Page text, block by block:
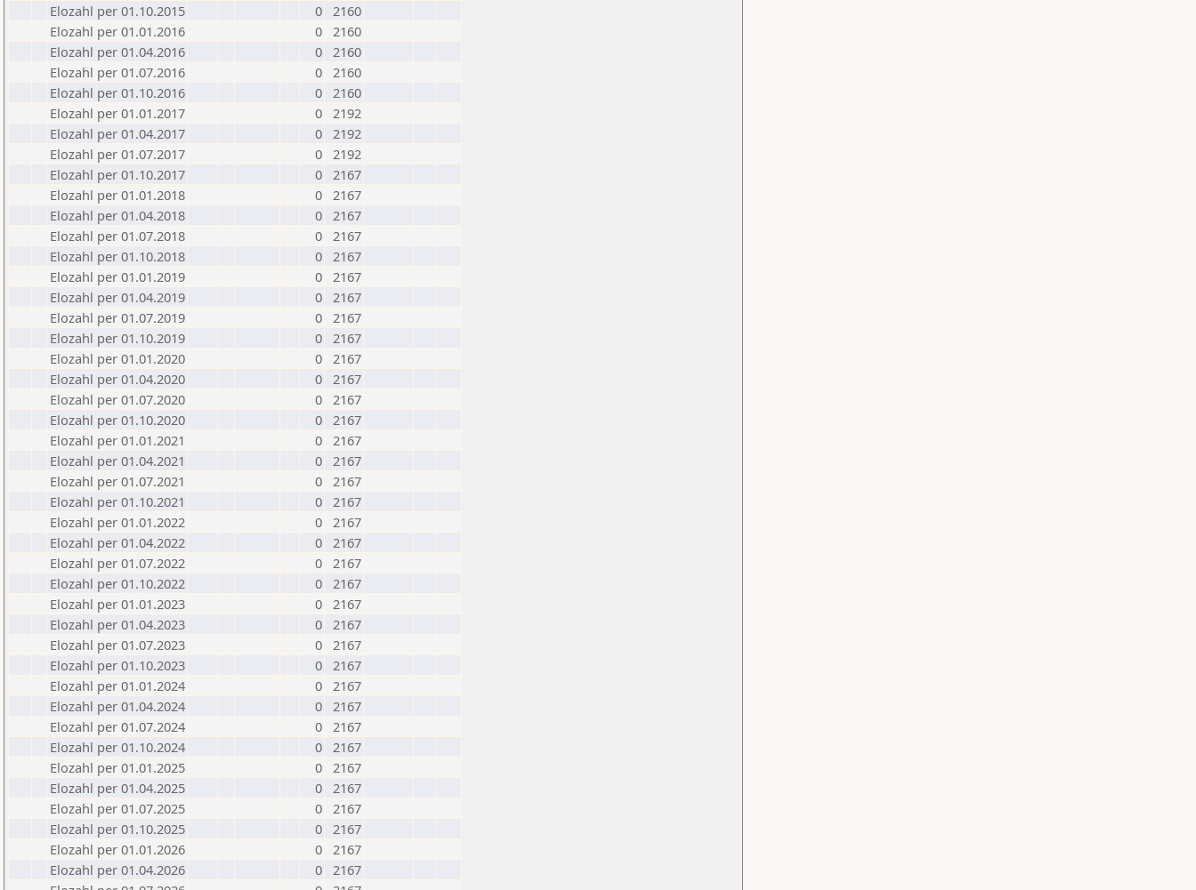
Elozahl per 01.10.2015
0 2160
Elozahl per 01.01.2016
0 2160
Elozahl per 01.04.2016
0 2160
Elozahl per 01.07.2016
0 2160
Elozahl per 01.10.2016
0 2160
Elozahl per 01.01.2017
0 2192
Elozahl per 01.04.2017
0 2192
Elozahl per 01.07.2017
0 2192
Elozahl per 01.10.2017
0 2167
Elozahl per 01.01.2018
0 2167
Elozahl per 01.04.2018
0 2167
Elozahl per 01.07.2018
0 2167
Elozahl per 01.10.2018
0 2167
Elozahl per 01.01.2019
0 2167
Elozahl per 01.04.2019
0 2167
Elozahl per 01.07.2019
0 2167
Elozahl per 01.10.2019
0 2167
Elozahl per 01.01.2020
0 2167
Elozahl per 01.04.2020
0 2167
Elozahl per 01.07.2020
0 2167
Elozahl per 01.10.2020
0 2167
Elozahl per 01.01.2021
0 2167
Elozahl per 01.04.2021
0 2167
Elozahl per 01.07.2021
0 2167
Elozahl per 01.10.2021
0 2167
Elozahl per 01.01.2022
0 2167
Elozahl per 01.04.2022
0 2167
Elozahl per 01.07.2022
0 2167
Elozahl per 01.10.2022
0 2167
Elozahl per 01.01.2023
0 2167
Elozahl per 01.04.2023
0 2167
Elozahl per 01.07.2023
0 2167
Elozahl per 01.10.2023
0 2167
Elozahl per 01.01.2024
0 2167
Elozahl per 01.04.2024
0 2167
Elozahl per 01.07.2024
0 2167
Elozahl per 01.10.2024
0 2167
Elozahl per 01.01.2025
0 2167
Elozahl per 01.04.2025
0 2167
Elozahl per 01.07.2025
0 2167
Elozahl per 01.10.2025
0 2167
Elozahl per 01.01.2026
0 2167
Elozahl per 01.04.2026
0 2167